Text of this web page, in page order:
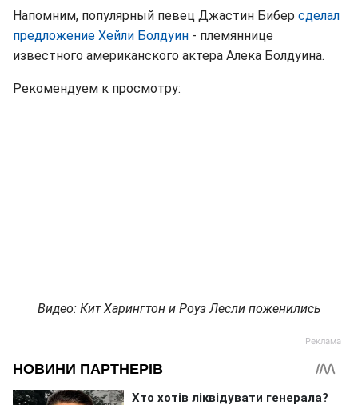
Напомним, популярный певец Джастин Бибер сделал
предложение Хейли Болдуин - племяннице
известного американского актера Алека Болдуина.
Рекомендуем к просмотру:
Видео: Кит Харингтон и Роуз Лесли поженились